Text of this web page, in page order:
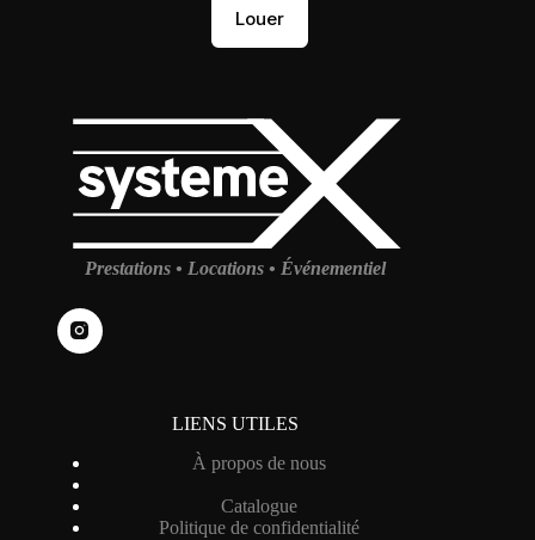
Louer
Prestations • Locations • Événementiel
LIENS UTILES
À propos de nous
Catalogue
Politique de confidentialité